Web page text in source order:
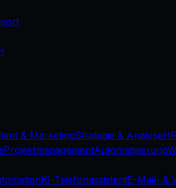
& MarketingStrategie & Analyse
ProjektmanagementAutomatisierung
KI-TelefonassistentE-Mail- &